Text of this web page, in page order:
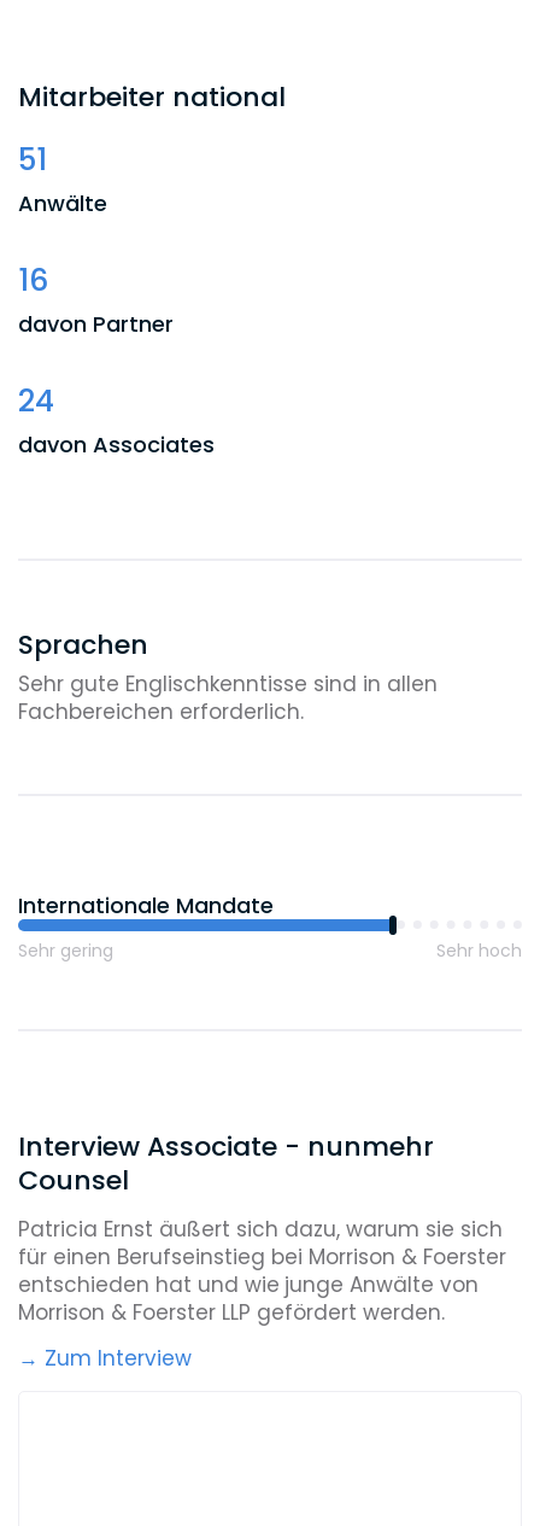
Mitarbeiter national
51
Anwälte
16
davon Partner
24
davon Associates
Sprachen
Sehr gute Englischkenntisse sind in allen
Fachbereichen erforderlich.
Internationale Mandate
Sehr gering Sehr hoch
Interview Associate - nunmehr
Counsel
Patricia Ernst äußert sich dazu, warum sie sich
für einen Berufseinstieg bei Morrison & Foerster
entschieden hat und wie junge Anwälte von
Morrison & Foerster LLP gefördert werden.
→ Zum Interview